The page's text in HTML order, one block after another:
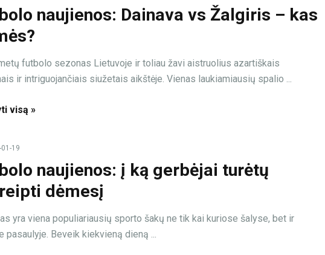
naujienos: Dainava vs Žalgiris – kas
futbolo sezonas Lietuvoje ir toliau žavi aistruolius azartiškais
ir intriguojančiais siužetais aikštėje. Vienas laukiamiausių spalio ...
visą »
19
naujienos: į ką gerbėjai turėtų
dėmesį
yra viena populiariausių sporto šakų ne tik kai kuriose šalyse, bet ir
pasaulyje. Beveik kiekvieną dieną ...